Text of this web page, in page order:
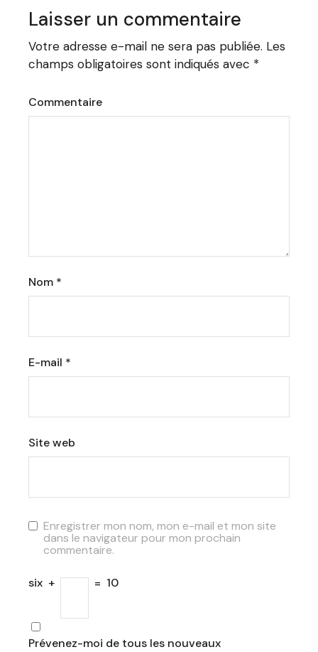
Laisser un commentaire
Votre adresse e-mail ne sera pas publiée. Les
champs obligatoires sont indiqués avec *
Commentaire
Nom *
E-mail *
Site web
Enregistrer mon nom, mon e-mail et mon site
dans le navigateur pour mon prochain
commentaire.
six + = 10
Prévenez-moi de tous les nouveaux